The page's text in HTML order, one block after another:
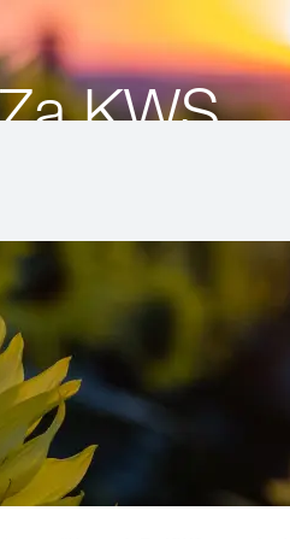
KWS